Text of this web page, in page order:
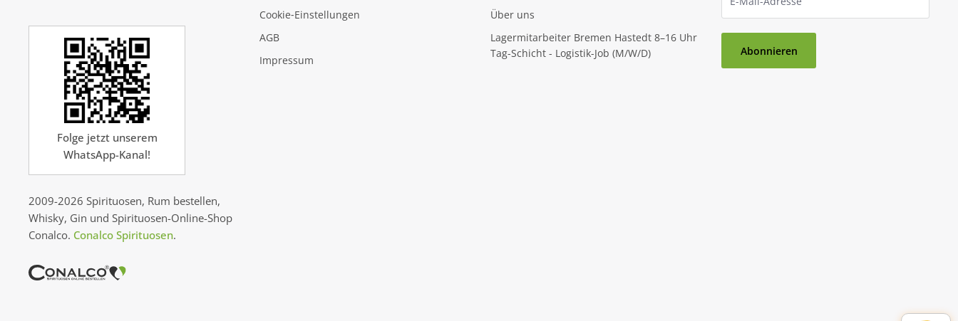
Folge jetzt unserem
WhatsApp-Kanal!
2009-2026 Spirituosen, Rum bestellen,
Whisky, Gin und Spirituosen-Online-Shop
Conalco. Conalco Spirituosen.
Cookie‑Einstellungen
AGB
Impressum
Über uns
Lagermitarbeiter Bremen Hastedt 8–16 Uhr
Tag-Schicht - Logistik-Job (M/W/D)
Abonnieren